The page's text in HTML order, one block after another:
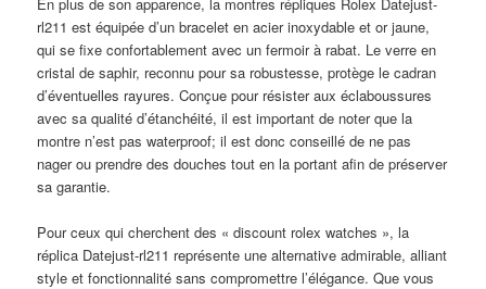
rl211 est équipée d’un bracelet en acier inoxydable et or jaune,
qui se fixe confortablement avec un fermoir à rabat. Le verre en
cristal de saphir, reconnu pour sa robustesse, protège le cadran
d’éventuelles rayures. Conçue pour résister aux éclaboussures
avec sa qualité d’étanchéité, il est important de noter que la
montre n’est pas waterproof; il est donc conseillé de ne pas
nager ou prendre des douches tout en la portant afin de préserver
sa garantie.
Pour ceux qui cherchent des « discount rolex watches », la
réplica Datejust-rl211 représente une alternative admirable, alliant
style et fonctionnalité sans compromettre l’élégance. Que vous